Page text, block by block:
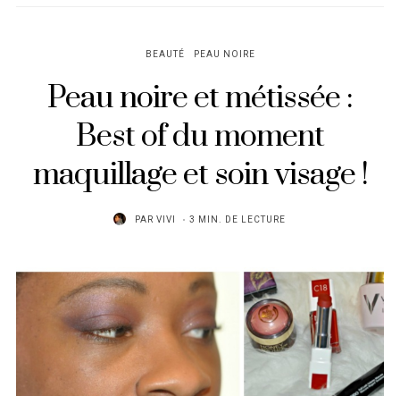
BEAUTÉ PEAU NOIRE
Peau noire et métissée :
Best of du moment
maquillage et soin visage !
PAR VIVI 3 MIN. DE LECTURE